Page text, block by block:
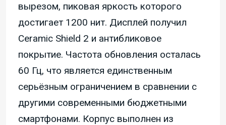
вырезом, пиковая яркость которого
достигает 1200 нит. Дисплей получил
Ceramic Shield 2 и антибликовое
покрытие. Частота обновления осталась
60 Гц, что является единственным
серьёзным ограничением в сравнении с
другими современными бюджетными
смартфонами. Корпус выполнен из